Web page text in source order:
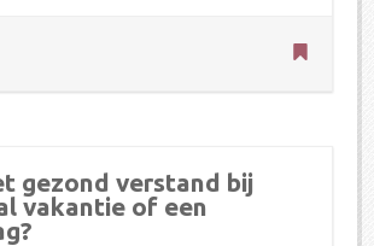
gezond verstand bij
vakantie of een